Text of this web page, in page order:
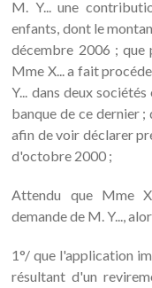
M. Y... une
enfants, dont le
décembre 2006 ;
Mme X... a fait
Y... dans deux
banque de ce dernier ;
afin de voir déclarer
d'octobre 2000 ;
Attendu que Mme
demande de M. Y...,
1°/ que l'application
résultant d'un